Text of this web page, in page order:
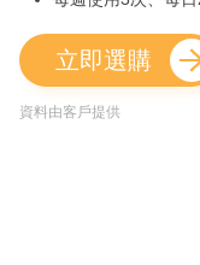
立即選購
資料由客戶提供